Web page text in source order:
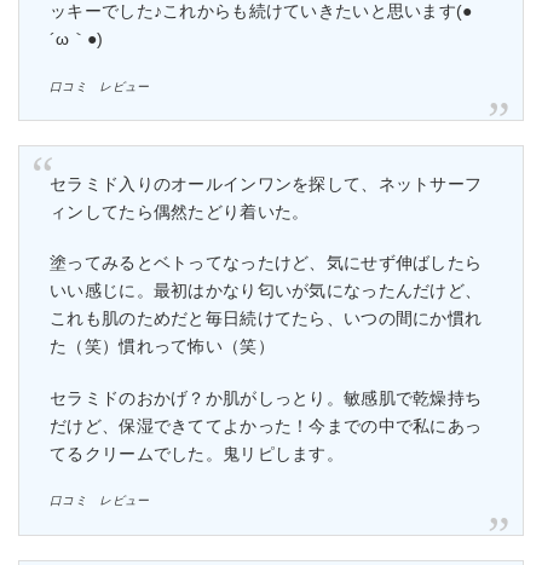
ッキーでした♪これからも続けていきたいと思います(●
´ω｀●)
口コミ レビュー
セラミド入りのオールインワンを探して、ネットサーフ
ィンしてたら偶然たどり着いた。
塗ってみるとベトってなったけど、気にせず伸ばしたら
いい感じに。最初はかなり匂いが気になったんだけど、
これも肌のためだと毎日続けてたら、いつの間にか慣れ
た（笑）慣れって怖い（笑）
セラミドのおかげ？か肌がしっとり。敏感肌で乾燥持ち
だけど、保湿できててよかった！今までの中で私にあっ
てるクリームでした。鬼リピします。
口コミ レビュー